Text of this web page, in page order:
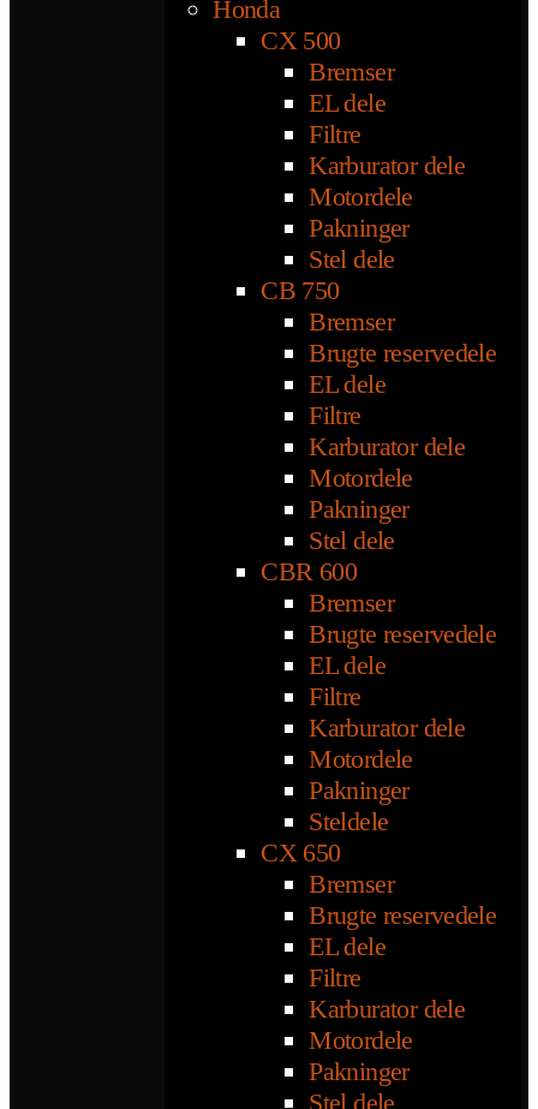
Honda
CX 500
Bremser
EL dele
Filtre
Karburator dele
Motordele
Pakninger
Stel dele
CB 750
Bremser
Brugte reservedele
EL dele
Filtre
Karburator dele
Motordele
Pakninger
Stel dele
CBR 600
Bremser
Brugte reservedele
EL dele
Filtre
Karburator dele
Motordele
Pakninger
Steldele
CX 650
Bremser
Brugte reservedele
EL dele
Filtre
Karburator dele
Motordele
Pakninger
Stel dele